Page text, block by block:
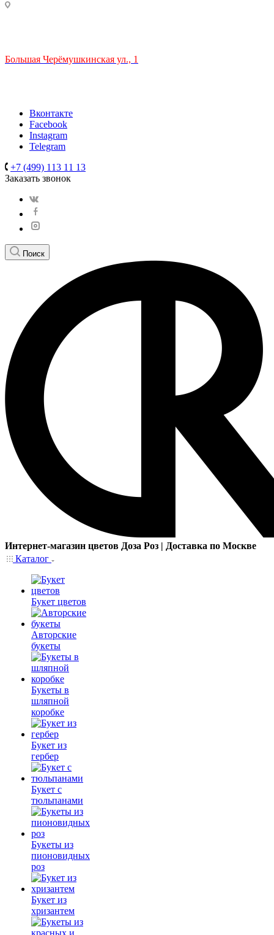
Большая Черёмушкинская ул., 1
Вконтакте
Facebook
Instagram
Telegram
+7 (499) 113 11 13
Заказать звонок
Поиск
Интернет-магазин цветов Доза Роз | Доставка по Москве
Каталог
Букет цветов
Авторские
букеты
Букеты в
шляпной
коробке
Букет из
гербер
Букет с
тюльпанами
Букеты из
пионовидных
роз
Букет из
хризантем